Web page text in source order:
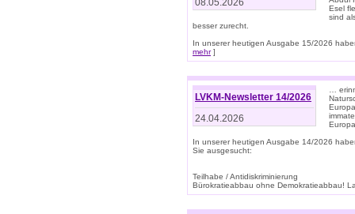
08.05.2026
Esel
sind
besser zurecht.
In unserer heutigen Ausgabe 15/2026
mehr]
LVKM-Newsletter 14/2026
24.04.2026
…
In unserer heutigen Ausgabe 14/2026
Sie ausgesucht:
Teilhabe / Antidiskriminierung
Bürokratieabbau ohne Demokratieabbau!